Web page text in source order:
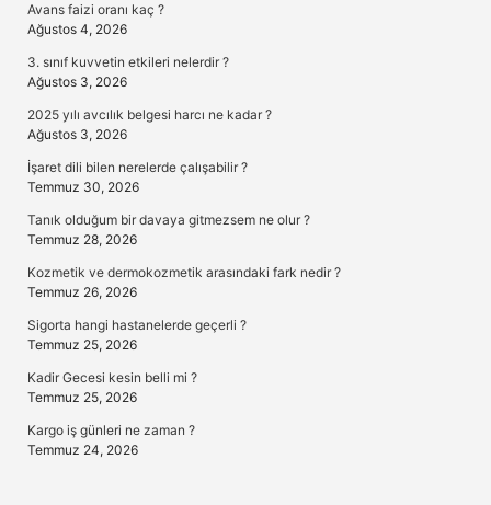
Avans faizi oranı kaç ?
Ağustos 4, 2026
3. sınıf kuvvetin etkileri nelerdir ?
Ağustos 3, 2026
2025 yılı avcılık belgesi harcı ne kadar ?
Ağustos 3, 2026
İşaret dili bilen nerelerde çalışabilir ?
Temmuz 30, 2026
Tanık olduğum bir davaya gitmezsem ne olur ?
Temmuz 28, 2026
Kozmetik ve dermokozmetik arasındaki fark nedir ?
Temmuz 26, 2026
Sigorta hangi hastanelerde geçerli ?
Temmuz 25, 2026
Kadir Gecesi kesin belli mi ?
Temmuz 25, 2026
Kargo iş günleri ne zaman ?
Temmuz 24, 2026